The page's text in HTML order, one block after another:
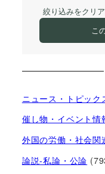
絞り込みをクリア
こ
ニュース・トピック
催し物・イベント情
外国の労働・社会関
論説-私論・公論